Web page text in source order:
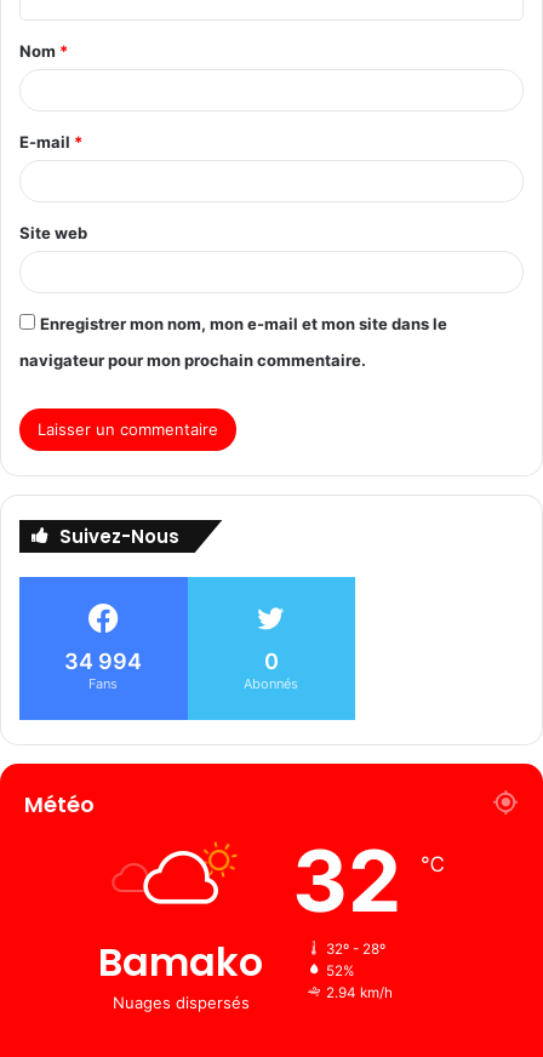
Nom *
E-mail *
Site web
Enregistrer mon nom, mon e-mail et mon site dans le
navigateur pour mon prochain commentaire.
Suivez-Nous
34 994
Fans
0
Abonnés
Météo
Bamako
Nuages ​​dispersés
32 ℃
32º - 28º
52%
2.94 km/h